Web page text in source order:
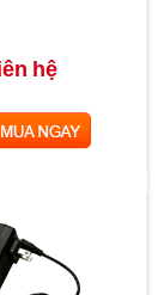
hệ
NGAY